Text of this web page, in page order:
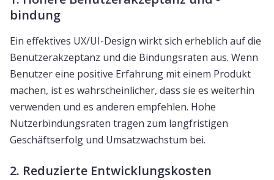
bindung
Ein effektives UX/UI-Design wirkt sich erheblich auf die
Benutzerakzeptanz und die Bindungsraten aus. Wenn
Benutzer eine positive Erfahrung mit einem Produkt
machen, ist es wahrscheinlicher, dass sie es weiterhin
verwenden und es anderen empfehlen. Hohe
Nutzerbindungsraten tragen zum langfristigen
Geschäftserfolg und Umsatzwachstum bei.
2. Reduzierte Entwicklungskosten